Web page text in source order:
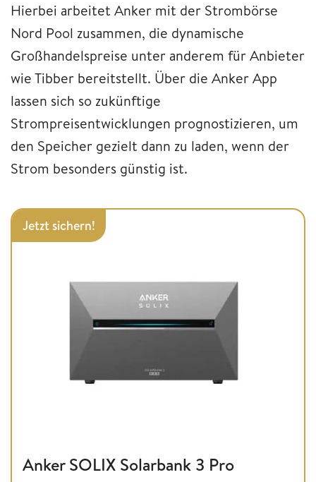
Hierbei arbeitet Anker mit der Strombörse
Nord Pool zusammen, die dynamische
Großhandelspreise unter anderem für Anbieter
wie Tibber bereitstellt. Über die Anker App
lassen sich so zukünftige
Strompreisentwicklungen prognostizieren, um
den Speicher gezielt dann zu laden, wenn der
Strom besonders günstig ist.
Jetzt sichern!
Anker SOLIX Solarbank 3 Pro